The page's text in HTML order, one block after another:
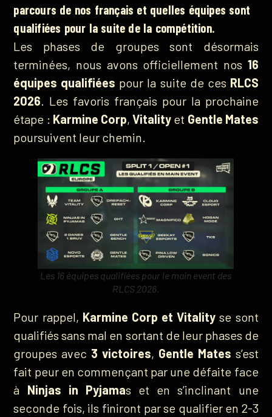
parcours de nos français et quelles équipes sont
qualifiées pour la suite de la compétition.
Les phases de groupes sont désormais
terminées, nous avons officiellement nos 16
équipes qualifiées pour la suite de ces RLCS
2026. Les favoris français pour la prochaine
étape : Karmine Corp,Vitality et Gentle Mates
poursuivent leur chemin.
Les 16 équipes qualifiées pour le main event des
RLCS 2026.
Pour rappel, Karmine Corp et Vitality se sont
qualifiés sans mal en sortant de leur phases de
groupes avec 3 victoires, Gentle Mates s’est
fait peur en commençant par une défaite face
à Ninjas in Pyjamas et en s’inclinant une
seconde fois, ils finiront par se qualifier en 2-3